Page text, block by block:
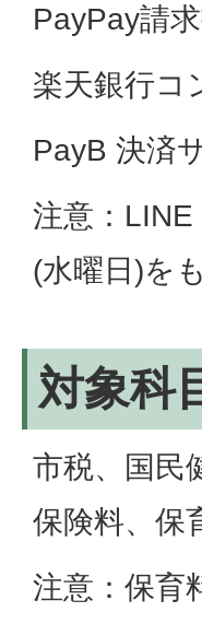
PayPay請
楽天銀行コ
PayB 決済
注意：
(水曜日)を
対象科
市税、国民
保険料、保
注意：保育